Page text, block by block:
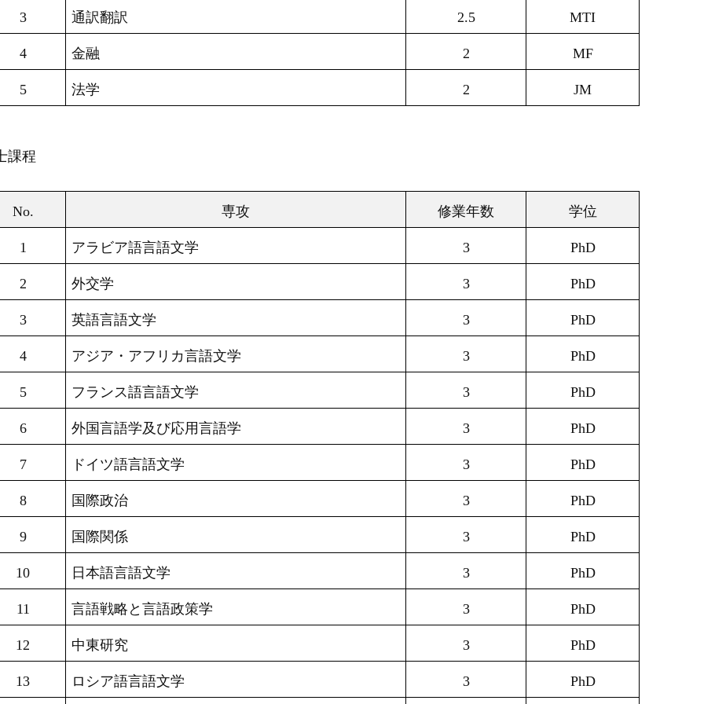
3 通訳翻訳 2.5 MTI
4 金融 2 MF
5 法学 2 JM
課程
No. 専攻 修業年数 学位
1 アラビア語言語文学 3 PhD
2 外交学 3 PhD
3 英語言語文学 3 PhD
4 アジア・アフリカ言語文学 3 PhD
5 フランス語言語文学 3 PhD
6 外国言語学及び応用言語学 3 PhD
7 ドイツ語言語文学 3 PhD
8 国際政治 3 PhD
9 国際関係 3 PhD
10 日本語言語文学 3 PhD
11 言語戦略と言語政策学 3 PhD
12 中東研究 3 PhD
13 ロシア語言語文学 3 PhD